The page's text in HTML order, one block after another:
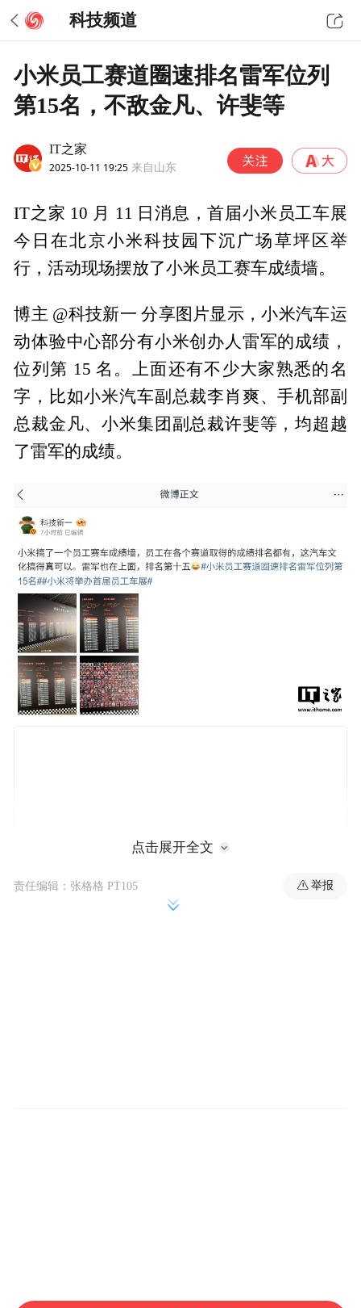
科技频道
小米员工赛道圈速排名雷军位列
第15名，不敌金凡、许斐等
IT之家
2025-10-11 19:25 来自山东
IT之家 10 月 11 日消息，首届小米员工车展
今日在北京小米科技园下沉广场草坪区举
行，活动现场摆放了小米员工赛车成绩墙。
博主 @科技新一 分享图片显示，小米汽车运
动体验中心部分有小米创办人雷军的成绩，
位列第 15 名。上面还有不少大家熟悉的名
字，比如小米汽车副总裁李肖爽、手机部副
总裁金凡、小米集团副总裁许斐等，均超越
了雷军的成绩。
点击展开全文
责任编辑：张格格 PT105 举报